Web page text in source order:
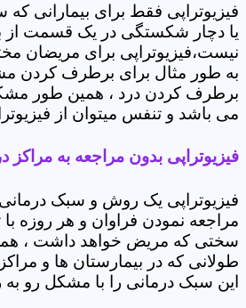
فیزیوتراپی فقط برای بیمارانی
یا دچار شکستگی در یک قسمت از
نیست،فیزیوتراپی برای مریضان
به طور مثال برای برطرف کردن
برطرف کردن درد ، همین طور
می باشد و تنفس میتوان از
فیزیوتراپی بدون مراجعه به مراکز
فیزیوتراپی یک روش و سبک
مراجعه نمودن فراوان و هر روزه
سختی که مریض خواهد داشت ،
طولانی که در بیمارستان ها و
این سبک درمانی را با مشکل رو